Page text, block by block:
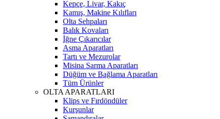
Kepçe, Livar, Kakıç
Kamış, Makine Kılıfları
Olta Sehpaları
Balık Kovaları
İğne Çıkarıcılar
Asma Aparatları
Tartı ve Mezurolar
Misina Sarma Aparatları
Düğüm ve Bağlama Aparatları
Tüm Ürünler
OLTA APARATLARI
Klips ve Fırdöndüler
Kurşunlar